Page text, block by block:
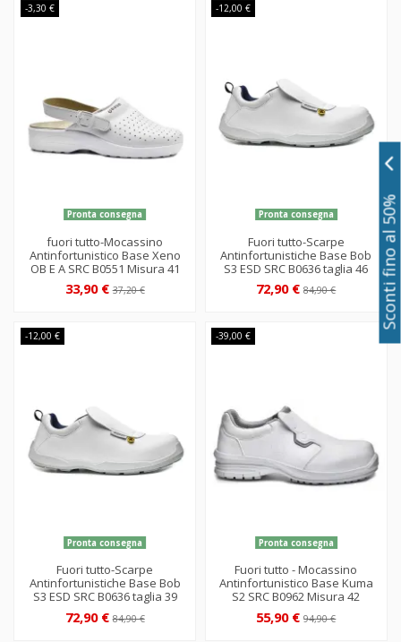
-3,30 €
Pronta consegna
fuori tutto-Mocassino
Antinfortunistico Base Xeno
OB E A SRC B0551 Misura 41
33,90 €37,20 €
-12,00 €
Pronta consegna
Fuori tutto-Scarpe
Antinfortunistiche Base Bob
S3 ESD SRC B0636 taglia 46
72,90 €84,90 €
-12,00 €
Pronta consegna
Fuori tutto-Scarpe
Antinfortunistiche Base Bob
S3 ESD SRC B0636 taglia 39
72,90 €84,90 €
-39,00 €
Pronta consegna
Fuori tutto - Mocassino
Antinfortunistico Base Kuma
S2 SRC B0962 Misura 42
55,90 €94,90 €
Sconti fino al 50%